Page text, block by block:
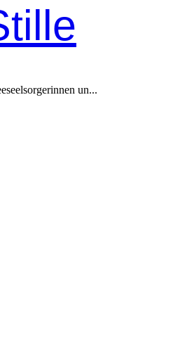
un...